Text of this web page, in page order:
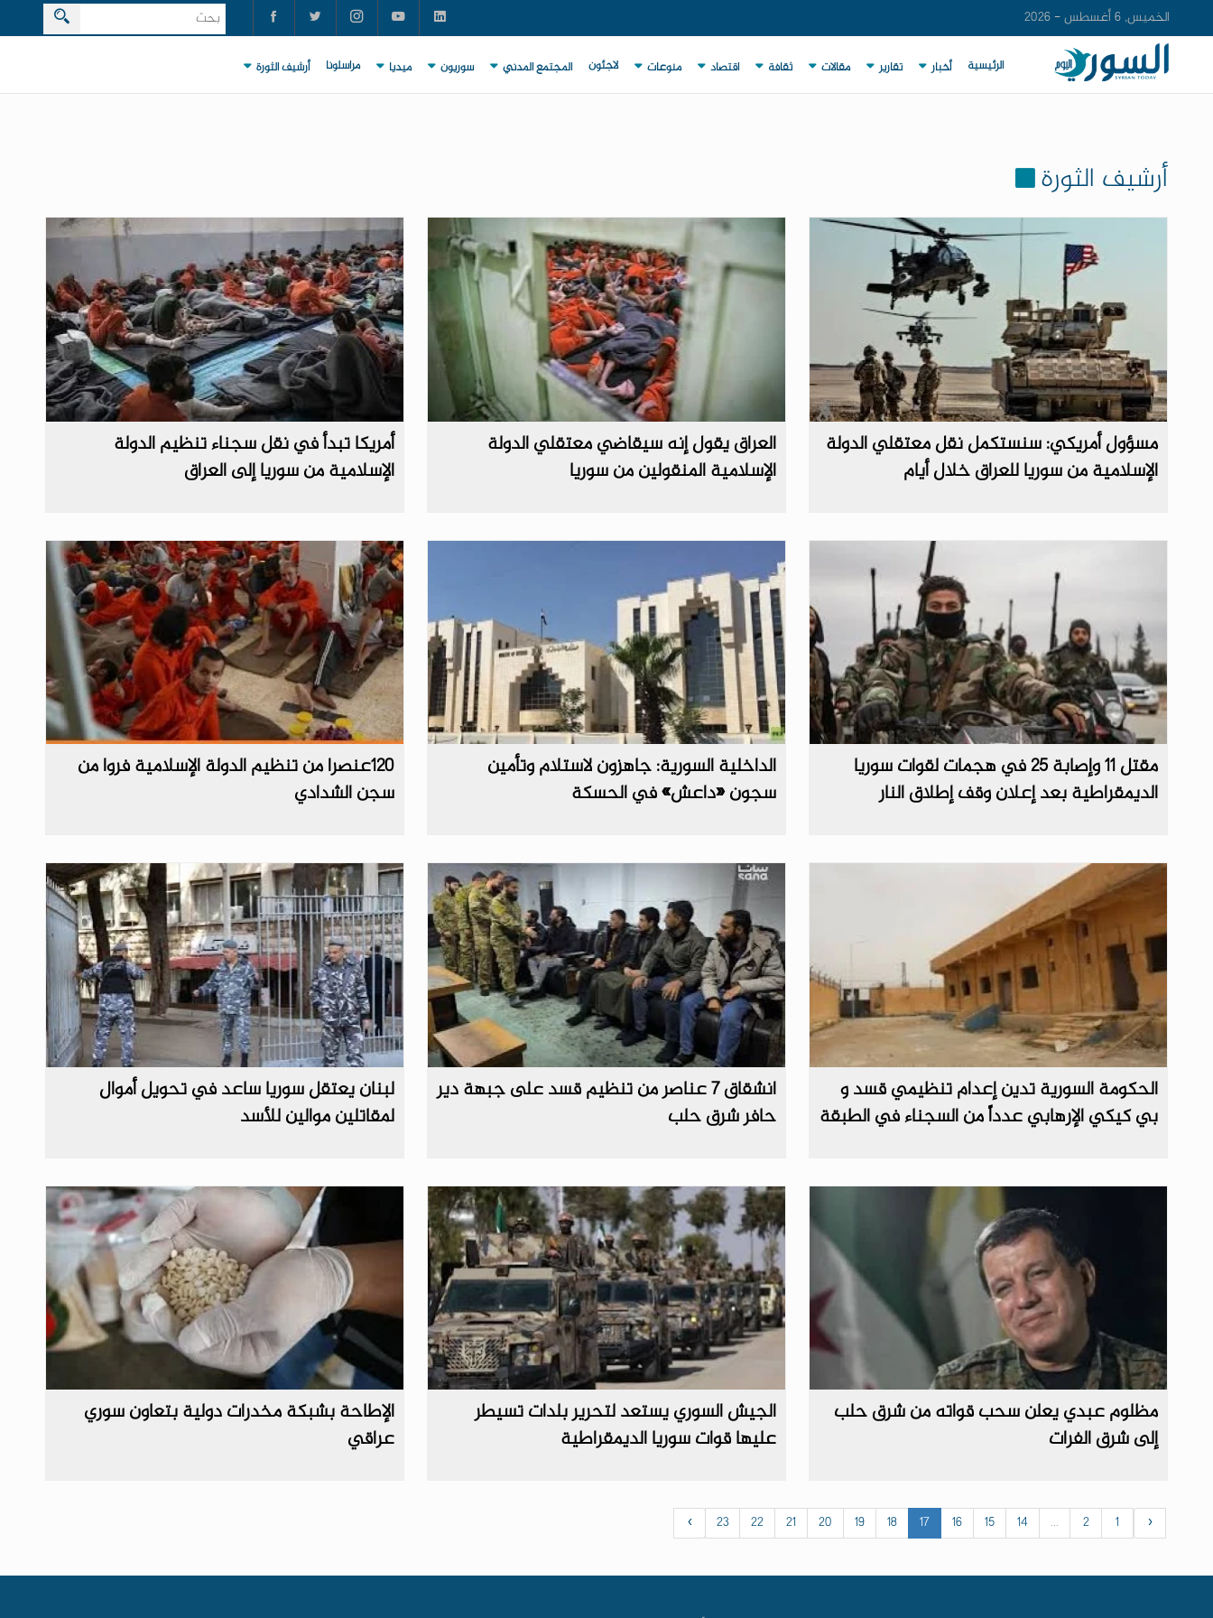
الخميس, 6 أغسطس - 2026
الرئيسية أخبار تقارير مقالات ثقافة اقتصاد منوعات لاجئون المجتمع المدني سوريون ميديا مراسلونا أرشيف الثورة
أرشيف الثورة
مسؤول أمريكي: سنستكمل نقل معتقلي الدولة
الإسلامية من سوريا للعراق خلال أيام
العراق يقول إنه سيقاضي معتقلي الدولة
الإسلامية المنقولين من سوريا
أمريكا تبدأ في نقل سجناء تنظيم الدولة
الإسلامية من سوريا إلى العراق
مقتل 11 وإصابة 25 في هجمات لقوات سوريا
الديمقراطية بعد إعلان وقف إطلاق النار
الداخلية السورية: جاهزون لاستلام وتأمين
سجون «داعش» في الحسكة
120عنصرا من تنظيم الدولة الإسلامية فروا من
سجن الشدادي
الحكومة السورية تدين إعدام تنظيمي قسد و
بي كيكي الإرهابي عدداً من السجناء في الطبقة
انشقاق 7 عناصر من تنظيم قسد على جبهة دير
حافر شرق حلب
لبنان يعتقل سوريا ساعد في تحويل أموال
لمقاتلين موالين للأسد
مظلوم عبدي يعلن سحب قواته من شرق حلب
إلى شرق الفرات
الجيش السوري يستعد لتحرير بلدات تسيطر
عليها قوات سوريا الديمقراطية
الإطاحة بشبكة مخدرات دولية بتعاون سوري
عراقي
‹
1
2
...
14
15
16
17
18
19
20
21
22
23
›